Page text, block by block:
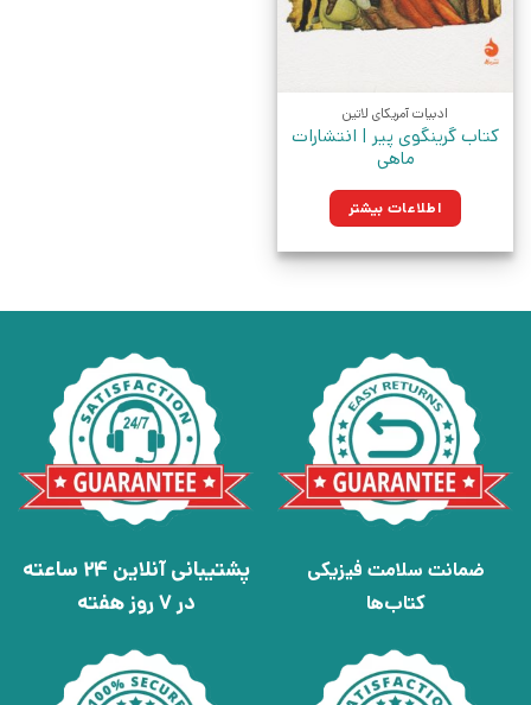
ادبیات آمریکای لاتین
کتاب گرینگوی پیر | انتشارات
ماهی
اطلاعات بیشتر
ضمانت سلامت فیزیکی
کتاب‌ها
پشتیبانی آنلاین 24 ساعته
در 7 روز هفته